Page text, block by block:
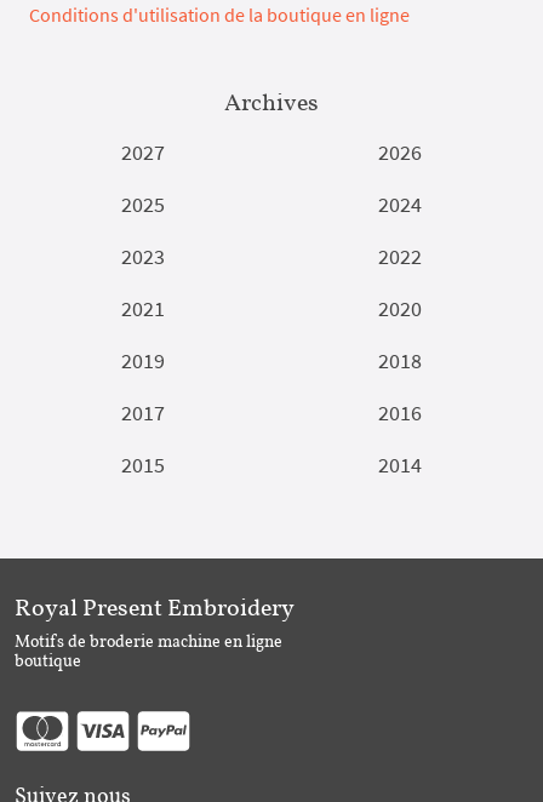
Conditions d'utilisation de la boutique en ligne
Archives
2027
2026
2025
2024
2023
2022
2021
2020
2019
2018
2017
2016
2015
2014
Royal Present Embroidery
Motifs de broderie machine en ligne
boutique
Suivez nous